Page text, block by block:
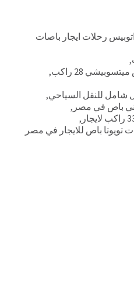
رحلات ايجار باصات
,
28 راكب
,
شامل للنقل السياحي,
باص في مصر ,
,
تويوتا باص للايجار في مصر